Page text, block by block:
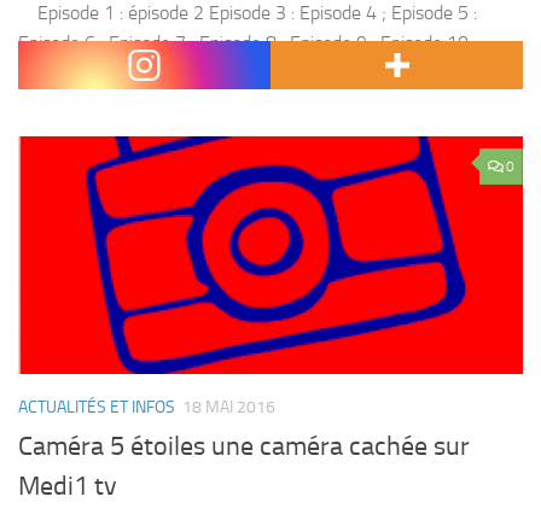
Episode 1 : épisode 2 Episode 3 : Episode 4 ; Episode 5 :
Episode 6 : Episode 7 : Episode 8 : Episode 9 : Episode 10 :
Episode 11 :...
0
ACTUALITÉS ET INFOS 18 MAI 2016
Caméra 5 étoiles une caméra cachée sur
Medi1 tv